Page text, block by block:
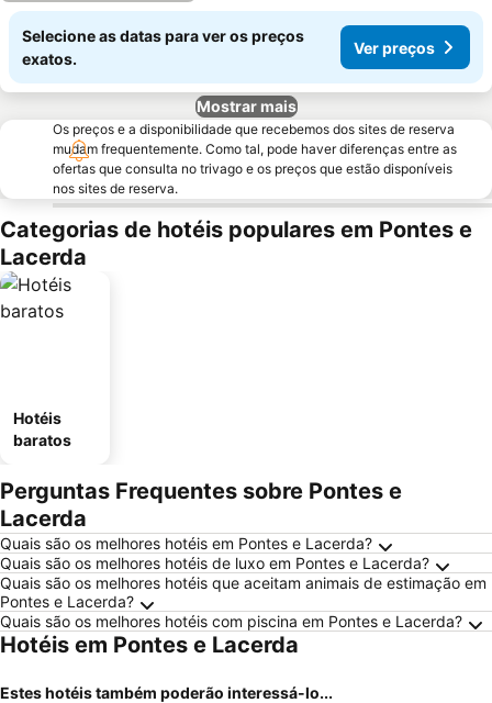
Selecione as datas para ver os preços
exatos.
Ver preços
Mostrar mais
Os preços e a disponibilidade que recebemos dos sites de reserva
mudam frequentemente. Como tal, pode haver diferenças entre as
ofertas que consulta no trivago e os preços que estão disponíveis
nos sites de reserva.
Categorias de hotéis populares em Pontes e
Lacerda
Hotéis
baratos
Perguntas Frequentes sobre Pontes e
Lacerda
Quais são os melhores hotéis em Pontes e Lacerda?
Quais são os melhores hotéis de luxo em Pontes e Lacerda?
Quais são os melhores hotéis que aceitam animais de estimação em
Pontes e Lacerda?
Quais são os melhores hotéis com piscina em Pontes e Lacerda?
Hotéis em Pontes e Lacerda
Estes hotéis também poderão interessá-lo...